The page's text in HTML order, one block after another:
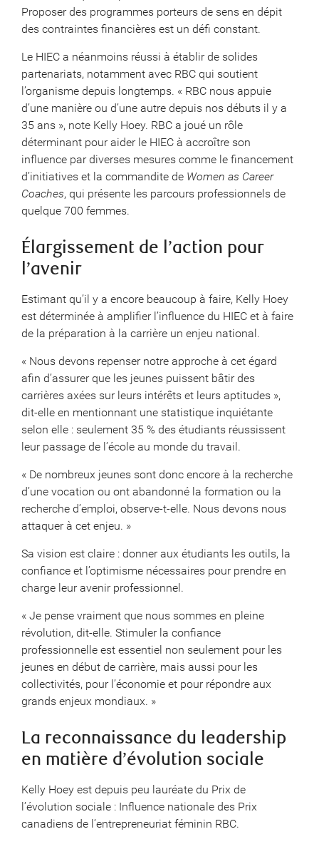
Proposer des programmes porteurs de sens en dépit
des contraintes financières est un défi constant.
Le HIEC a néanmoins réussi à établir de solides
partenariats, notamment avec RBC qui soutient
l’organisme depuis longtemps. « RBC nous appuie
d’une manière ou d’une autre depuis nos débuts il y a
35 ans », note Kelly Hoey. RBC a joué un rôle
déterminant pour aider le HIEC à accroître son
influence par diverses mesures comme le financement
d’initiatives et la commandite de Women as Career
Coaches, qui présente les parcours professionnels de
quelque 700 femmes.
Élargissement de l’action pour
l’avenir
Estimant qu’il y a encore beaucoup à faire, Kelly Hoey
est déterminée à amplifier l’influence du HIEC et à faire
de la préparation à la carrière un enjeu national.
« Nous devons repenser notre approche à cet égard
afin d’assurer que les jeunes puissent bâtir des
carrières axées sur leurs intérêts et leurs aptitudes »,
dit-elle en mentionnant une statistique inquiétante
selon elle : seulement 35 % des étudiants réussissent
leur passage de l’école au monde du travail.
« De nombreux jeunes sont donc encore à la recherche
d’une vocation ou ont abandonné la formation ou la
recherche d’emploi, observe-t-elle. Nous devons nous
attaquer à cet enjeu. »
Sa vision est claire : donner aux étudiants les outils, la
confiance et l’optimisme nécessaires pour prendre en
charge leur avenir professionnel.
« Je pense vraiment que nous sommes en pleine
révolution, dit-elle. Stimuler la confiance
professionnelle est essentiel non seulement pour les
jeunes en début de carrière, mais aussi pour les
collectivités, pour l’économie et pour répondre aux
grands enjeux mondiaux. »
La reconnaissance du leadership
en matière d’évolution sociale
Kelly Hoey est depuis peu lauréate du Prix de
l’évolution sociale : Influence nationale des Prix
canadiens de l’entrepreneuriat féminin RBC.